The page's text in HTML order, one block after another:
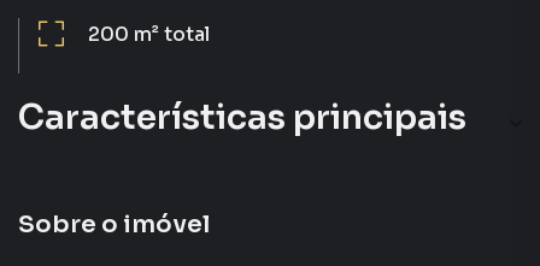
200 m²total
Características principais
Sobre o imóvel